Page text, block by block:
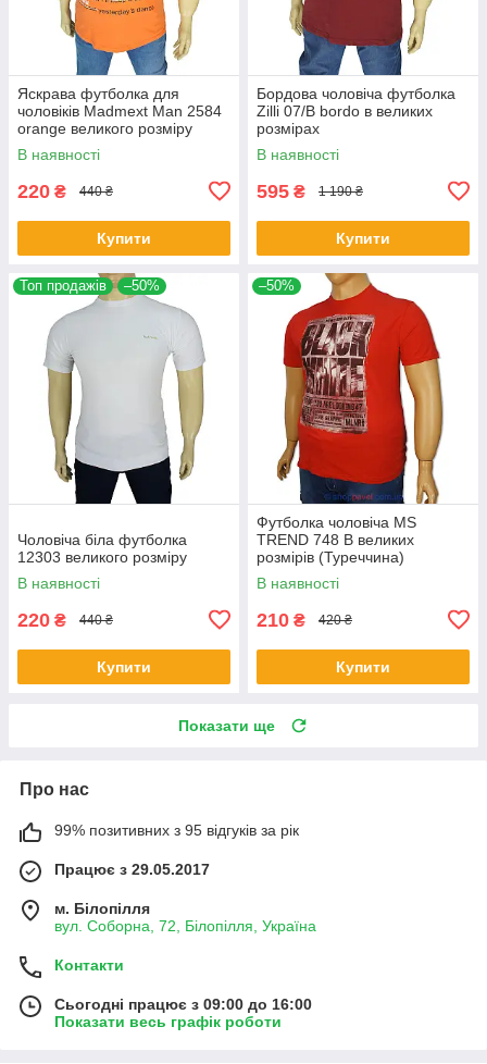
Яскрава футболка для
чоловіків Madmext Man 2584
orange великого розміру
В наявності
220 ₴ 440 ₴
Купити
Бордова чоловіча футболка
Zilli 07/В bordo в великих
розмірах
В наявності
595 ₴ 1 190 ₴
Купити
Топ продажів –50%
Чоловіча біла футболка
12303 великого розміру
В наявності
220 ₴ 440 ₴
Купити
–50%
Футболка чоловіча MS
TREND 748 B великих
розмірів (Туреччина)
В наявності
210 ₴ 420 ₴
Купити
Показати ще
Про нас
99% позитивних з 95 відгуків за рік
Працює з 29.05.2017
м. Білопілля
вул. Соборна, 72, Білопілля, Україна
Контакти
Сьогодні працює з 09:00 до 16:00
Показати весь графік роботи